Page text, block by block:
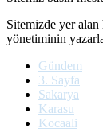
Sitemizde yer alan
yönetiminin
Gündem
3. Sayfa
Sakarya
Karasu
Kocaali